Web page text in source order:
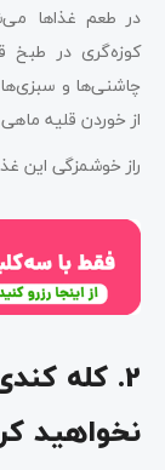
در طعم غذاها
کوزه‌گری در طبخ
چاشنی‌ها و
از خوردن قلیه
راز خوشمزگی این
2. کله
نخواهید